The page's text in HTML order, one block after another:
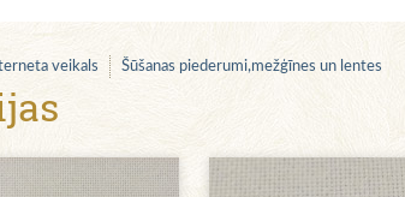
veikals Šūšanas piederumi,mežģīnes un lentes